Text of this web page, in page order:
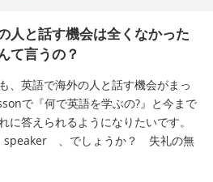
人と話す機会は全くなかった
て言うの？
、英語で海外の人と話す機会がまっ
で『何で英語を学ぶの?』と今まで
に答えられるようになりたいです。
speaker 、でしょうか？ 失礼の無